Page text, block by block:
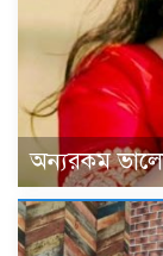
অন্যরকম